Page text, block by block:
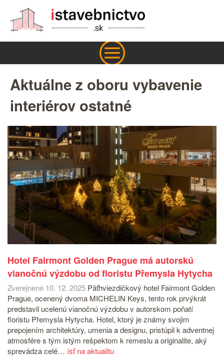
Aktuálne z oboru vybavenie
interiérov ostatné
Hotel Fairmont Golden Prague má autorskú
vianočnú výzdobu od floristu Přemysla Hytycha
Zverejnené 10. 12. 2025 Päťhviezdičkový hotel Fairmont Golden
Prague, ocenený dvoma MICHELIN Keys, tento rok prvýkrát
predstavil ucelenú vianočnú výzdobu v autorskom poňatí
floristu Přemysla Hytycha. Hotel, ktorý je známy svojim
prepojením architektúry, umenia a designu, pristúpil k adventnej
atmosfére s tým istým rešpektom k remeslu a originalite, aký
sprevádza celé… ísť na aktualitu